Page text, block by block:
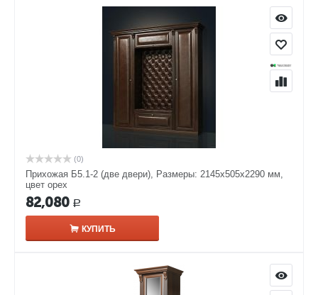
(0)
Прихожая Б5.1-2 (две двери), Размеры: 2145х505х2290 мм,
цвет орех
82,080 Р
КУПИТЬ